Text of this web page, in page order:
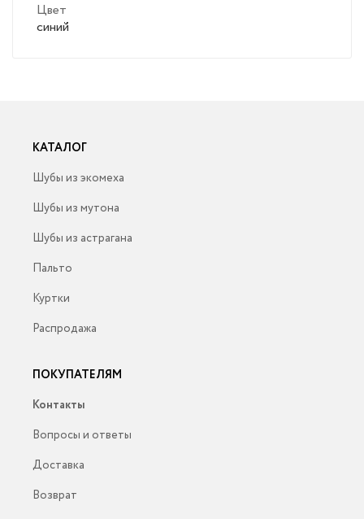
Цвет
синий
КАТАЛОГ
Шубы из экомеха
Шубы из мутона
Шубы из астрагана
Пальто
Куртки
Распродажа
ПОКУПАТЕЛЯМ
Контакты
Вопросы и ответы
Доставка
Возврат